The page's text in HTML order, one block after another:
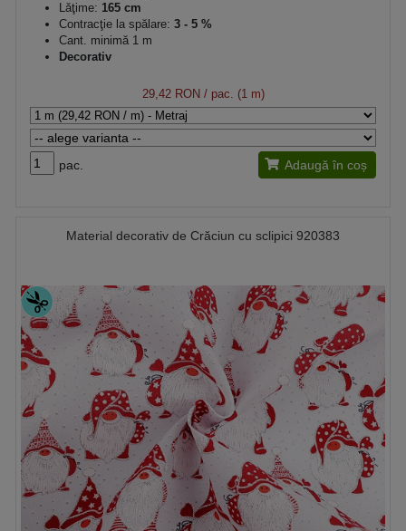
Lăţime: 165 cm
Contracţie la spălare: 3 - 5 %
Cant. minimă 1 m
Decorativ
29,42 RON / pac. (1 m)
pac. Adaugă în coș
Material decorativ de Crăciun cu sclipici 920383